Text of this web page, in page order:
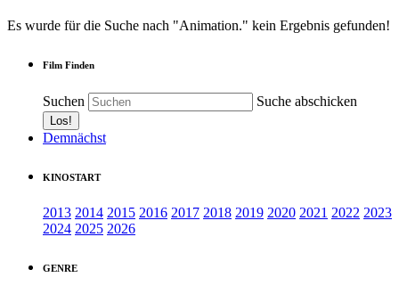
Es wurde für die Suche nach "Animation." kein Ergebnis gefunden!
Film Finden
Suchen Suche abschicken
Demnächst
KINOSTART
2013 2014 2015 2016 2017 2018 2019 2020 2021 2022 2023
2024 2025 2026
GENRE